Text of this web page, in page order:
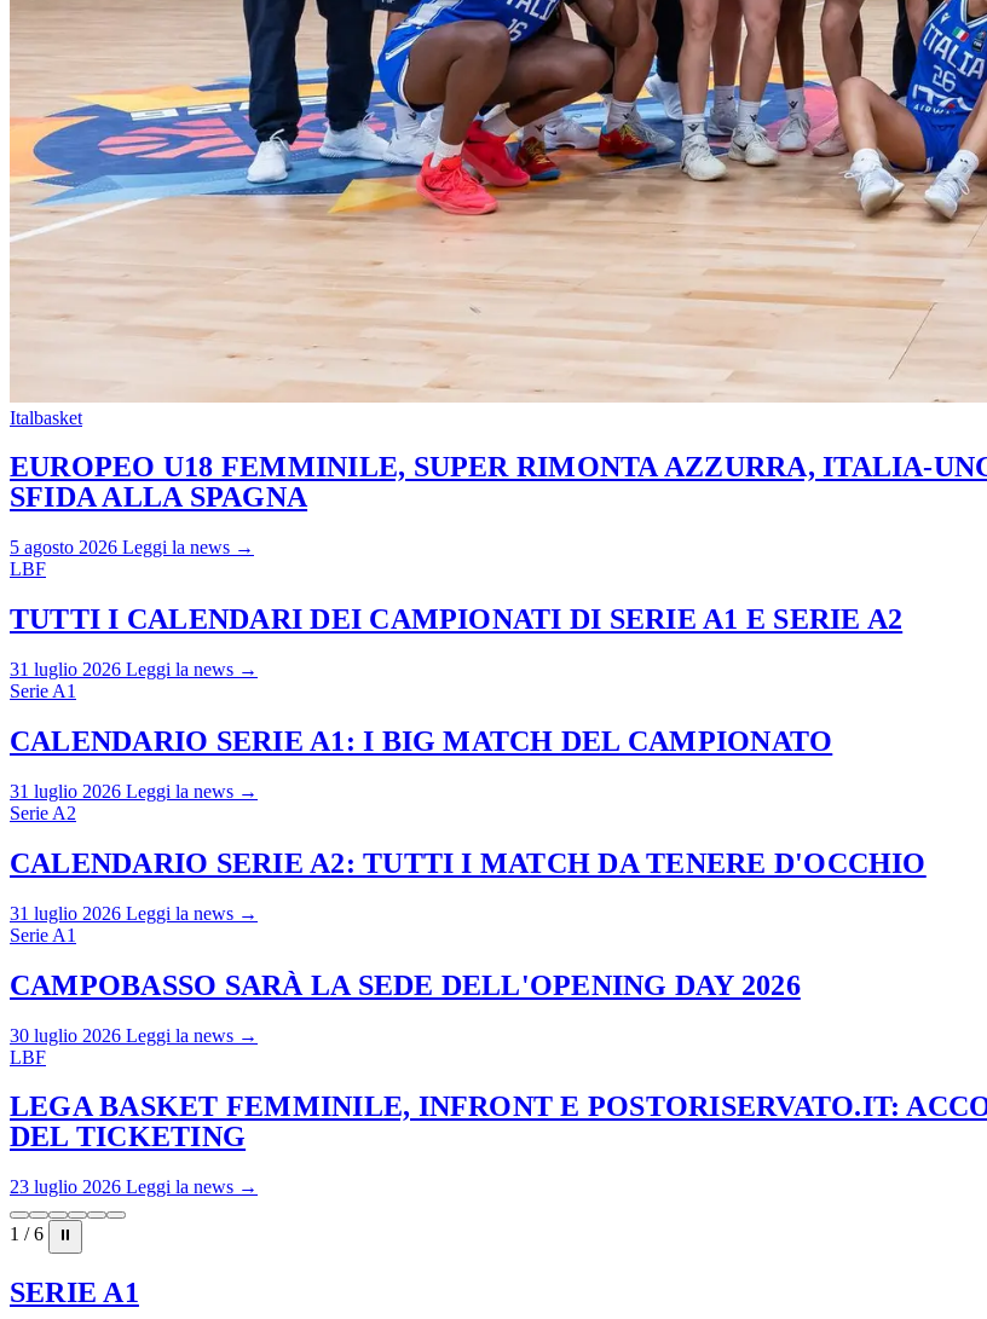
Italbasket
EUROPEO U18 FEMMINILE, SUPER RIMONTA AZZURRA, ITALIA-
SFIDA ALLA SPAGNA
5 agosto 2026 Leggi la news →
LBF
TUTTI I CALENDARI DEI CAMPIONATI DI SERIE A1 E SERIE A2
31 luglio 2026 Leggi la news →
Serie A1
CALENDARIO SERIE A1: I BIG MATCH DEL CAMPIONATO
31 luglio 2026 Leggi la news →
Serie A2
CALENDARIO SERIE A2: TUTTI I MATCH DA TENERE D'OCCHIO
31 luglio 2026 Leggi la news →
Serie A1
CAMPOBASSO SARÀ LA SEDE DELL'OPENING DAY 2026
30 luglio 2026 Leggi la news →
LBF
LEGA BASKET FEMMINILE, INFRONT E POSTORISERVATO.IT:
DEL TICKETING
23 luglio 2026 Leggi la news →
1 / 6 ⏸
SERIE A1